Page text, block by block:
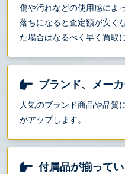
傷や汚れなどの使用感によ
落ちになると査定額が安く
た場合はなるべく早く買取
ブランド、メー
人気のブランド商品や品質
がアップします。
付属品が揃って